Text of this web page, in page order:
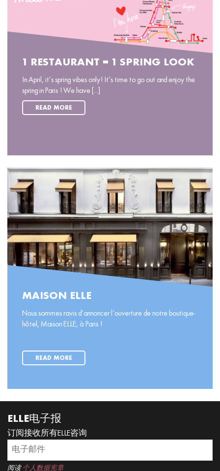
1 RESTAURANT = 1 SPRING LOOK
In April, it’s spring vibes only! It’s time to go out and enjoy the
spring in Paris ! We have [...]
READ MORE
MAISON ELLE
Nous sommes ravis d’annoncer l’ouverture de notre boutique-
hôtel, Maison ELLE, à Paris !
READ MORE
ELLE电子报
订阅接收所有ELLE咨询
阅读 个人数据宪章